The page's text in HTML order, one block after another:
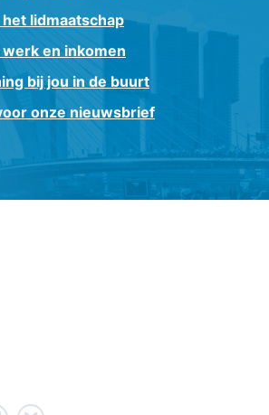
lidmaatschap
en inkomen
bij jou in de buurt
onze nieuwsbrief